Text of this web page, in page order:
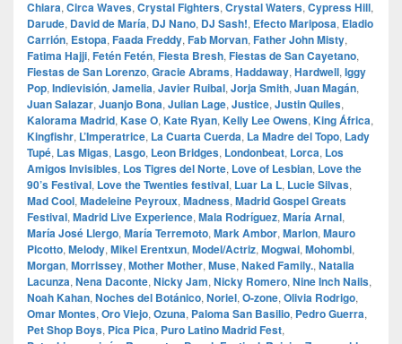
Chiara, Circa Waves, Crystal Fighters, Crystal Waters, Cypress Hill,
Darude, David de María, DJ Nano, DJ Sash!, Efecto Mariposa, Eladio
Carrión, Estopa, Faada Freddy, Fab Morvan, Father John Misty,
Fatima Hajji, Fetén Fetén, Fiesta Bresh, Fiestas de San Cayetano,
Fiestas de San Lorenzo, Gracie Abrams, Haddaway, Hardwell, Iggy
Pop, Indievisión, Jamelia, Javier Ruibal, Jorja Smith, Juan Magán,
Juan Salazar, Juanjo Bona, Julian Lage, Justice, Justin Quiles,
Kalorama Madrid, Kase O, Kate Ryan, Kelly Lee Owens, King África,
Kingfishr, L’Imperatrice, La Cuarta Cuerda, La Madre del Topo, Lady
Tupé, Las Migas, Lasgo, Leon Bridges, Londonbeat, Lorca, Los
Amigos Invisibles, Los Tigres del Norte, Love of Lesbian, Love the
90’s Festival, Love the Twenties festival, Luar La L, Lucie Silvas,
Mad Cool, Madeleine Peyroux, Madness, Madrid Gospel Greats
Festival, Madrid Live Experience, Mala Rodríguez, María Arnal,
María José Llergo, María Terremoto, Mark Ambor, Marlon, Mauro
Picotto, Melody, Mikel Erentxun, Model/Actriz, Mogwai, Mohombi,
Morgan, Morrissey, Mother Mother, Muse, Naked Family., Natalia
Lacunza, Nena Daconte, Nicky Jam, Nicky Romero, Nine Inch Nails,
Noah Kahan, Noches del Botánico, Noriel, O‑zone, Olivia Rodrigo,
Omar Montes, Oro Viejo, Ozuna, Paloma San Basilio, Pedro Guerra,
Pet Shop Boys, Pica Pica, Puro Latino Madrid Fest,